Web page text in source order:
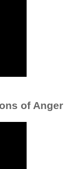
of Anger